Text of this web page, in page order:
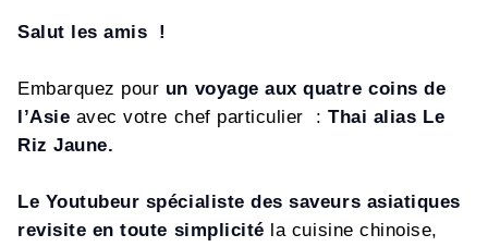
Salut les amis !
Embarquez pour un voyage aux quatre coins de
l’Asie avec votre chef particulier :Thai alias Le
Riz Jaune.
Le Youtubeur spécialiste des saveurs asiatiques
revisite en toute simplicité la cuisine chinoise,